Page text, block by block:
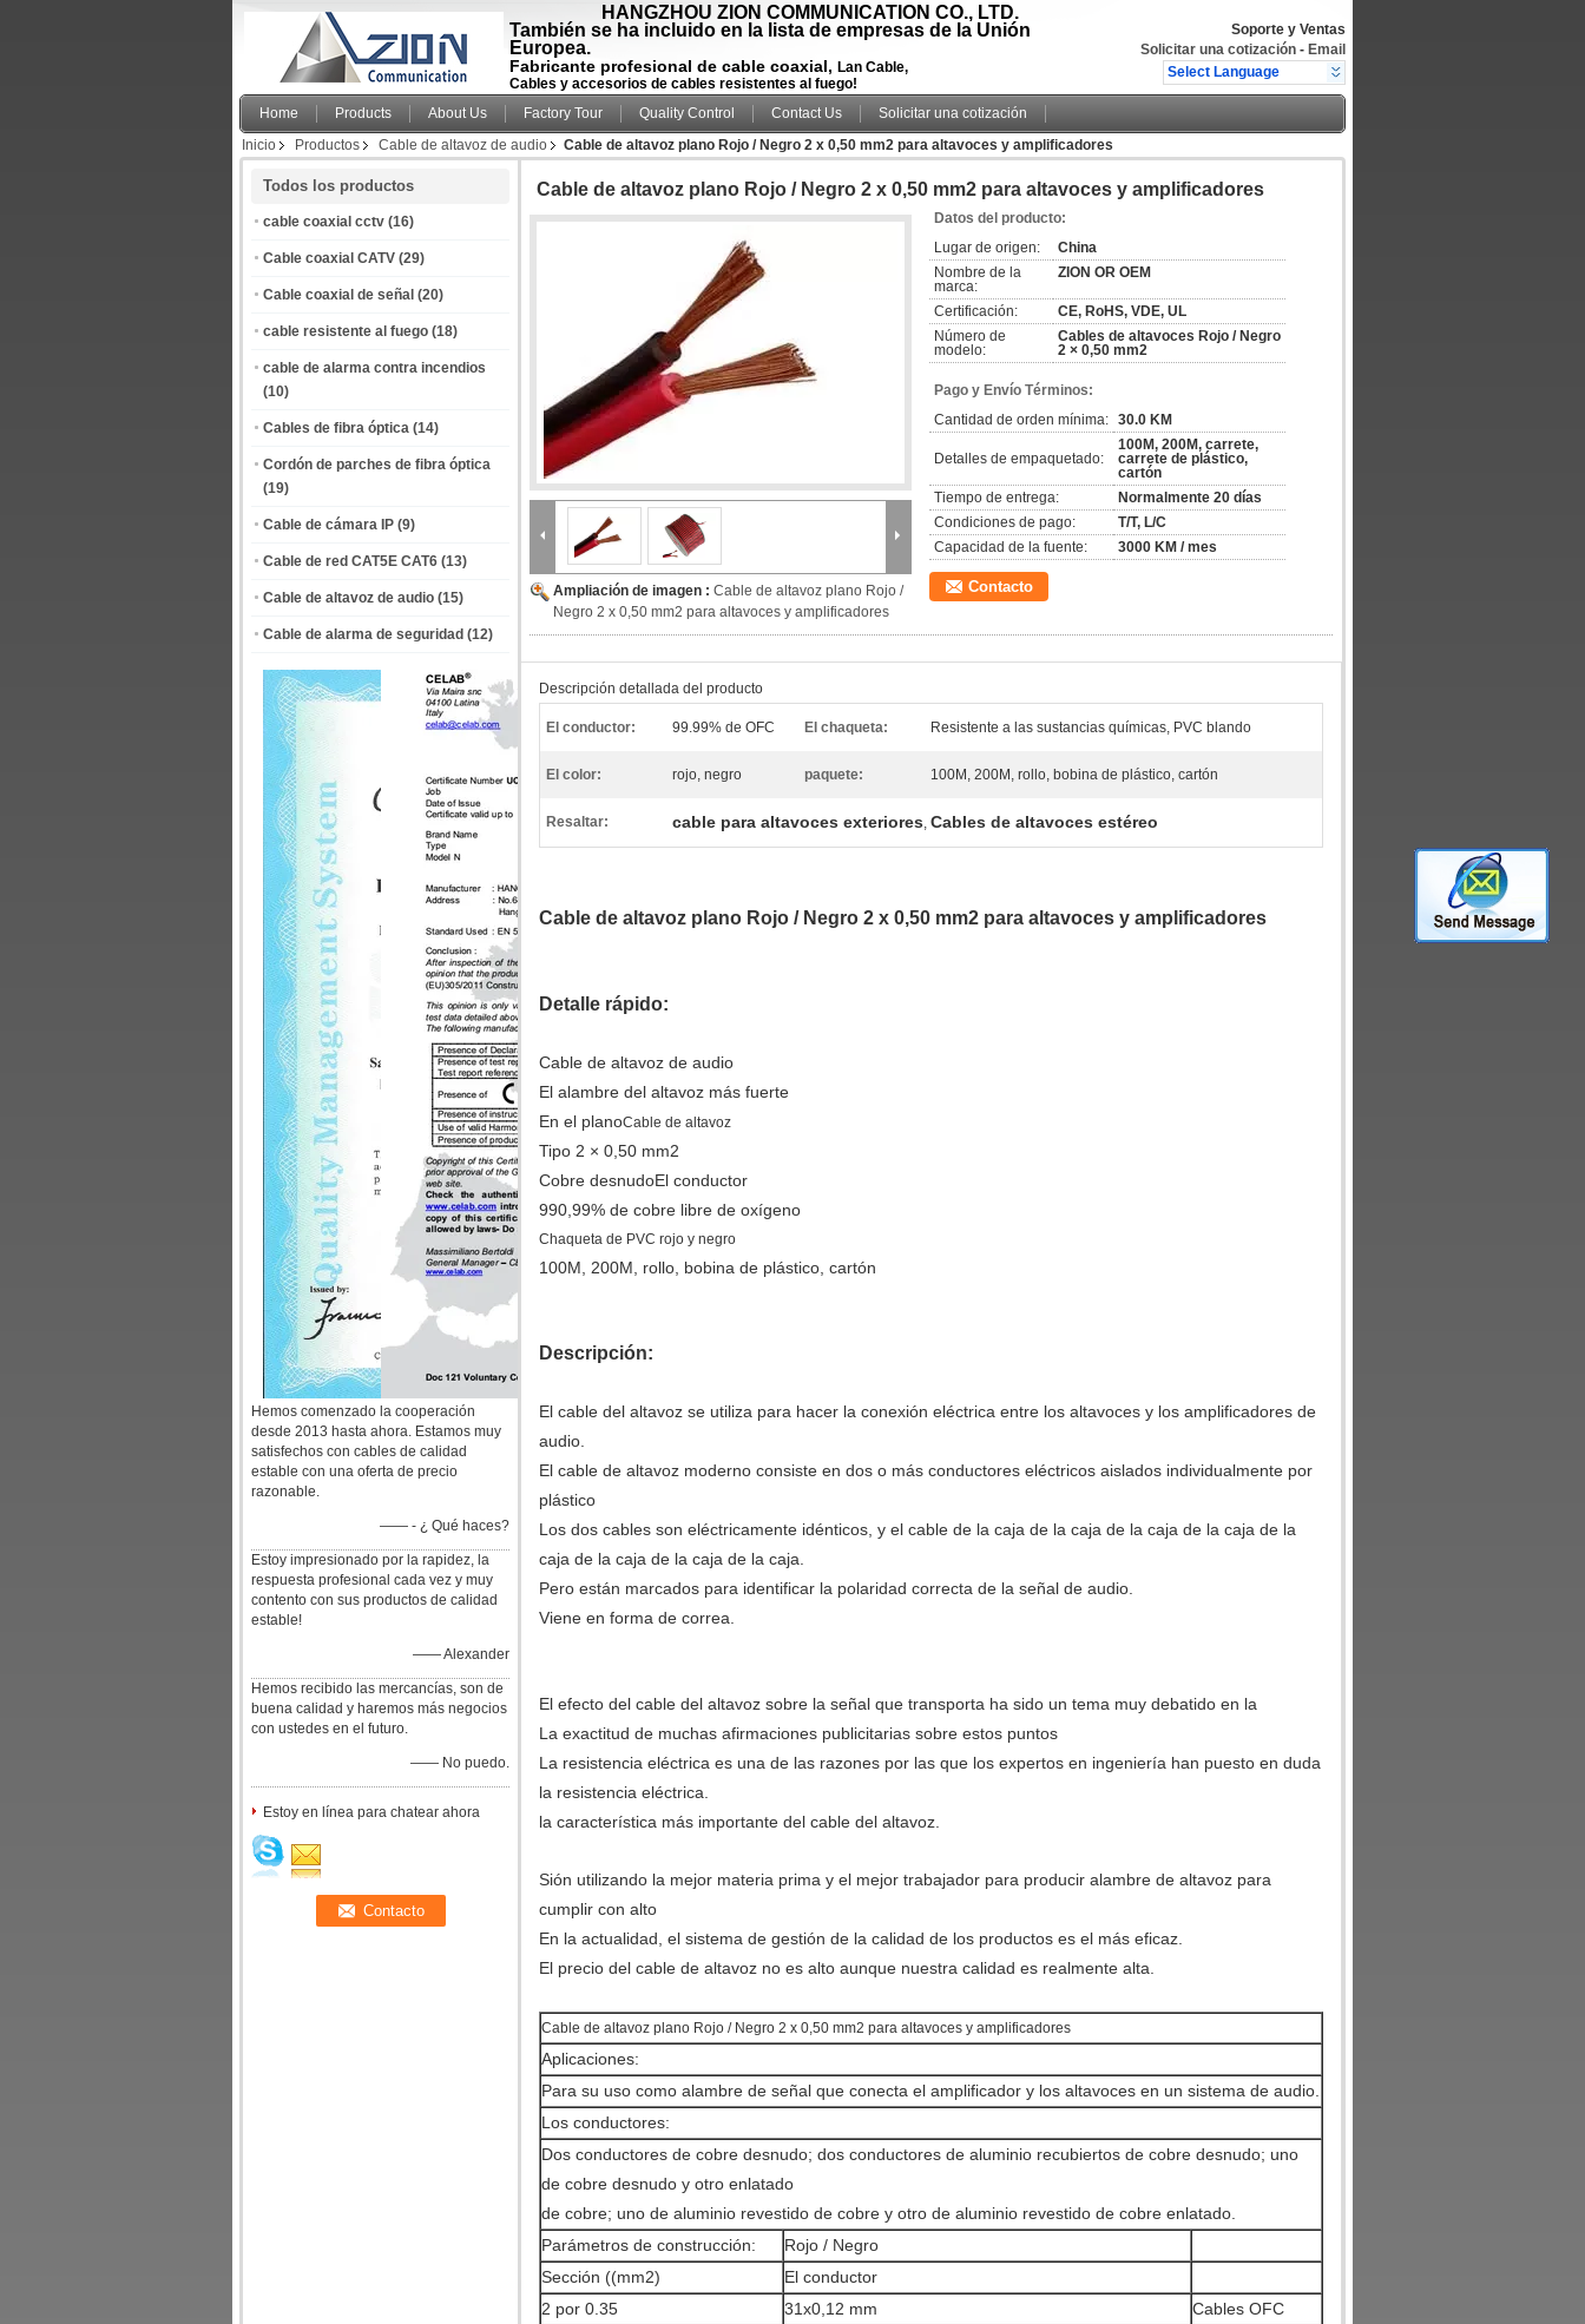
HANGZHOU ZION COMMUNICATION CO., LTD.
También se ha incluido en la lista de empresas de la Unión
Europea.
Fabricante profesional de cable coaxial, Lan Cable,
Cables y accesorios de cables resistentes al fuego!
Soporte y Ventas
Solicitar una cotización - Email
Select Language
Home Products About Us Factory Tour Quality Control Contact Us
Solicitar una cotización
Inicio
Productos Cable de altavoz de audio Cable de altavoz plano Rojo / Negro 2 x 0,50 mm2 para altavoces y amplificadores
Todos los productos
cable coaxial cctv (16)
Cable coaxial CATV (29)
Cable coaxial de señal (20)
cable resistente al fuego (18)
cable de alarma contra incendios
(10)
Cables de fibra óptica (14)
Cordón de parches de fibra óptica
(19)
Cable de cámara IP (9)
Cable de red CAT5E CAT6 (13)
Cable de altavoz de audio (15)
Cable de alarma de seguridad (12)
Hemos comenzado la cooperación
desde 2013 hasta ahora. Estamos muy
satisfechos con cables de calidad
estable con una oferta de precio
razonable.
—— - ¿ Qué haces?
Estoy impresionado por la rapidez, la
respuesta profesional cada vez y muy
contento con sus productos de calidad
estable!
—— Alexander
Hemos recibido las mercancías, son de
buena calidad y haremos más negocios
con ustedes en el futuro.
—— No puedo.
Estoy en línea para chatear ahora
Cable de altavoz plano Rojo / Negro 2 x 0,50 mm2 para altavoces y amplificadores
Ampliación de imagen : Cable de altavoz plano Rojo /
Negro 2 x 0,50 mm2 para altavoces y amplificadores
Datos del producto:
Lugar de origen:
China
Nombre de la
marca:
ZION OR OEM
Certificación:
CE, RoHS, VDE, UL
Número de
modelo:
Cables de altavoces Rojo / Negro
2 × 0,50 mm2
Pago y Envío Términos:
Cantidad de orden mínima: 30.0 KM
Detalles de empaquetado:
100M, 200M, carrete,
carrete de plástico,
cartón
Tiempo de entrega:
Normalmente 20 días
Condiciones de pago:
T/T, L/C
Capacidad de la fuente:
3000 KM / mes
Contacto
Descripción detallada del producto
El conductor: 99.99% de OFC El chaqueta: Resistente a las sustancias químicas, PVC blando
El color: rojo, negro paquete: 100M, 200M, rollo, bobina de plástico, cartón
Resaltar: cable para altavoces exteriores, Cables de altavoces estéreo
Cable de altavoz plano Rojo / Negro 2 x 0,50 mm2 para altavoces y amplificadores
Detalle rápido:
Cable de altavoz de audio
El alambre del altavoz más fuerte
En el planoCable de altavoz
Tipo 2 × 0,50 mm2
Cobre desnudoEl conductor
990,99% de cobre libre de oxígeno
Chaqueta de PVC rojo y negro
100M, 200M, rollo, bobina de plástico, cartón
Descripción:
El cable del altavoz se utiliza para hacer la conexión eléctrica entre los altavoces y los amplificadores de
audio.
El cable de altavoz moderno consiste en dos o más conductores eléctricos aislados individualmente por
plástico
Los dos cables son eléctricamente idénticos, y el cable de la caja de la caja de la caja de la caja de la
caja de la caja de la caja de la caja.
Pero están marcados para identificar la polaridad correcta de la señal de audio.
Viene en forma de correa.
El efecto del cable del altavoz sobre la señal que transporta ha sido un tema muy debatido en la
La exactitud de muchas afirmaciones publicitarias sobre estos puntos
La resistencia eléctrica es una de las razones por las que los expertos en ingeniería han puesto en duda
la resistencia eléctrica.
la característica más importante del cable del altavoz.
Sión utilizando la mejor materia prima y el mejor trabajador para producir alambre de altavoz para
cumplir con alto
En la actualidad, el sistema de gestión de la calidad de los productos es el más eficaz.
El precio del cable de altavoz no es alto aunque nuestra calidad es realmente alta.
Cable de altavoz plano Rojo / Negro 2 x 0,50 mm2 para altavoces y amplificadores
Aplicaciones:
Para su uso como alambre de señal que conecta el amplificador y los altavoces en un sistema de audio.
Los conductores:
Dos conductores de cobre desnudo; dos conductores de aluminio recubiertos de cobre desnudo; uno
de cobre desnudo y otro enlatado
de cobre; uno de aluminio revestido de cobre y otro de aluminio revestido de cobre enlatado.
Parámetros de construcción:
Rojo / Negro
Sección ((mm2)
El conductor
2 por 0.35
31x0,12 mm
Cables OFC